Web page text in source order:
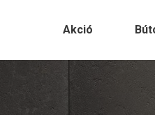
Akció